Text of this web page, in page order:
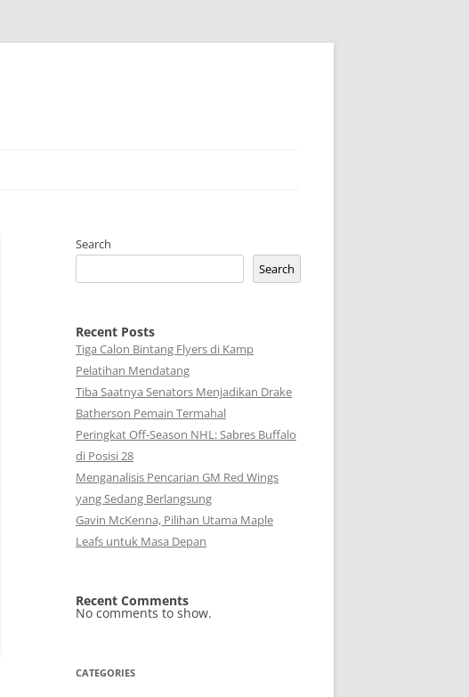
Search
Search
Recent Posts
Tiga Calon Bintang Flyers di Kamp
Pelatihan Mendatang
Tiba Saatnya Senators Menjadikan Drake
Batherson Pemain Termahal
Peringkat Off-Season NHL: Sabres Buffalo
di Posisi 28
Menganalisis Pencarian GM Red Wings
yang Sedang Berlangsung
Gavin McKenna, Pilihan Utama Maple
Leafs untuk Masa Depan
Recent Comments
No comments to show.
CATEGORIES